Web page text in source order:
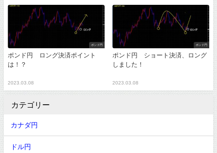
ポンド円
ポンド円 ロング決済ポイント
は！？
2023.03.08
ポンド円
ポンド円 ショート決済、ロング
しました！
2023.03.08
カテゴリー
カナダ円
ドル円